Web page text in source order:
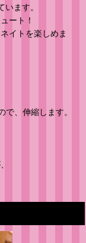
ます。
ート！
イトを楽しめま
、伸縮します。